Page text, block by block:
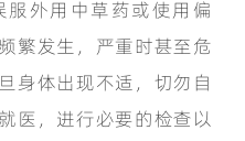
外用中草药或使用偏
繁发生，严重时甚至危
身体出现不适，切勿自
医，进行必要的检查以